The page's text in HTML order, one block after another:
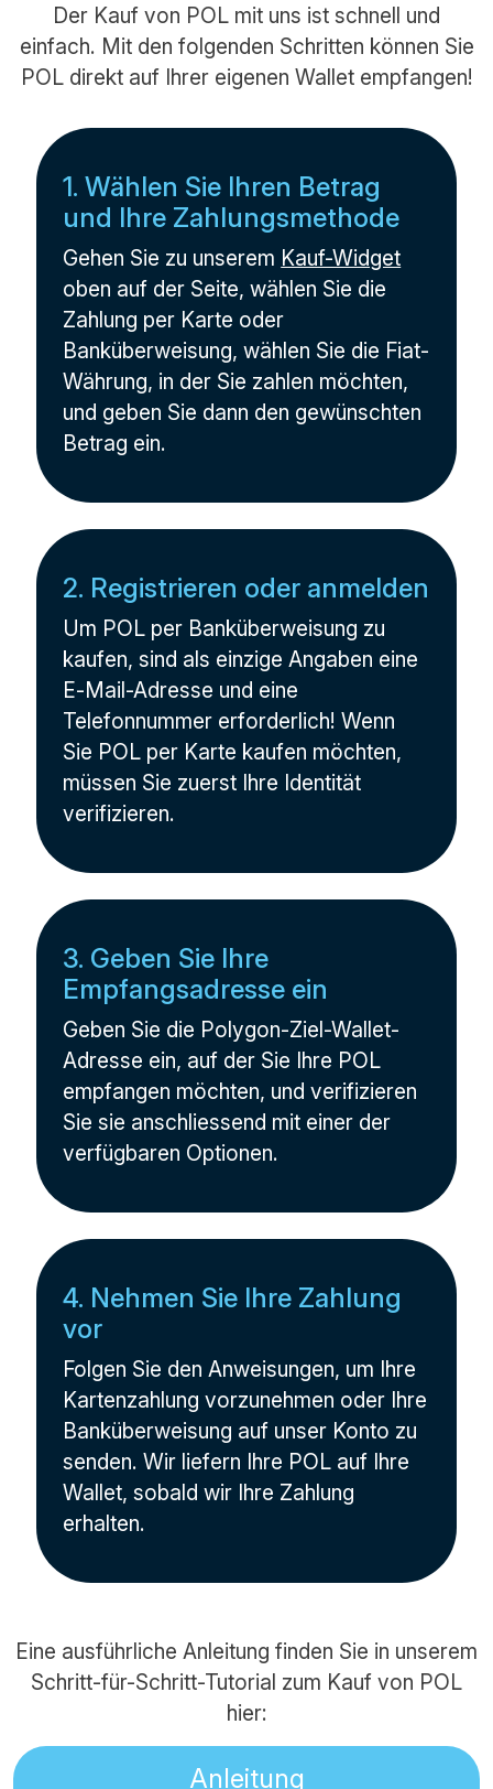
Der Kauf von POL mit uns ist schnell und
einfach. Mit den folgenden Schritten können Sie
POL direkt auf Ihrer eigenen Wallet empfangen!
1. Wählen Sie Ihren Betrag
und Ihre Zahlungsmethode
Gehen Sie zu unserem Kauf-Widget
oben auf der Seite, wählen Sie die
Zahlung per Karte oder
Banküberweisung, wählen Sie die Fiat-
Währung, in der Sie zahlen möchten,
und geben Sie dann den gewünschten
Betrag ein.
2. Registrieren oder anmelden
Um POL per Banküberweisung zu
kaufen, sind als einzige Angaben eine
E-Mail-Adresse und eine
Telefonnummer erforderlich! Wenn
Sie POL per Karte kaufen möchten,
müssen Sie zuerst Ihre Identität
verifizieren.
3. Geben Sie Ihre
Empfangsadresse ein
Geben Sie die Polygon-Ziel-Wallet-
Adresse ein, auf der Sie Ihre POL
empfangen möchten, und verifizieren
Sie sie anschliessend mit einer der
verfügbaren Optionen.
4. Nehmen Sie Ihre Zahlung
vor
Folgen Sie den Anweisungen, um Ihre
Kartenzahlung vorzunehmen oder Ihre
Banküberweisung auf unser Konto zu
senden. Wir liefern Ihre POL auf Ihre
Wallet, sobald wir Ihre Zahlung
erhalten.
Eine ausführliche Anleitung finden Sie in unserem
Schritt-für-Schritt-Tutorial zum Kauf von POL
hier:
Anleitung